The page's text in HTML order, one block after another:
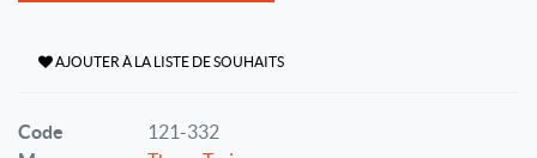
AJOUTER À LA LISTE DE SOUHAITS
Code
121-332